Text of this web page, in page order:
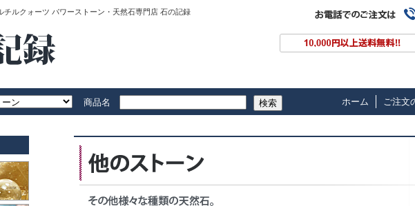
チルクォーツ パワーストーン・天然石専門店 石の記録
商品名 検索 ホーム ご注文